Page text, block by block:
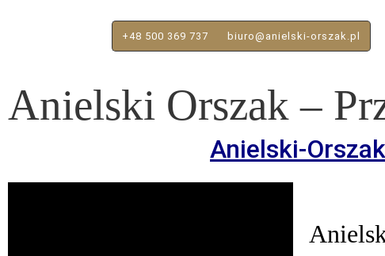
+48 500 369 737 biuro@anielski-orszak.pl
Anielski Orszak –
Anielski-